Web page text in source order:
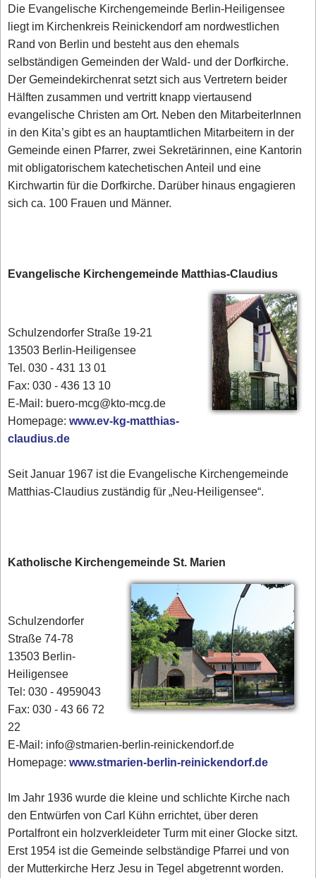
Die Evangelische Kirchengemeinde Berlin-Heiligensee
liegt im Kirchenkreis Reinickendorf am nordwestlichen
Rand von Berlin und besteht aus den ehemals
selbständigen Gemeinden der Wald- und der Dorfkirche.
Der Gemeindekirchenrat setzt sich aus Vertretern beider
Hälften zusammen und vertritt knapp viertausend
evangelische Christen am Ort. Neben den MitarbeiterInnen
in den Kita’s gibt es an hauptamtlichen Mitarbeitern in der
Gemeinde einen Pfarrer, zwei Sekretärinnen, eine Kantorin
mit obligatorischem katechetischen Anteil und eine
Kirchwartin für die Dorfkirche. Darüber hinaus engagieren
sich ca. 100 Frauen und Männer.
Evangelische Kirchengemeinde Matthias-Claudius
Schulzendorfer Straße 19-21
13503 Berlin-Heiligensee
Tel. 030 - 431 13 01
Fax: 030 - 436 13 10
E-Mail: buero-mcg@kto-mcg.de
Homepage:www.ev-kg-matthias-
claudius.de
Seit Januar 1967 ist die Evangelische Kirchengemeinde
Matthias-Claudius zuständig für „Neu-Heiligensee“.
Katholische Kirchengemeinde St. Marien
Schulzendorfer
Straße 74-78
13503 Berlin-
Heiligensee
Tel: 030 - 4959043
Fax: 030 - 43 66 72
22
E-Mail: info@stmarien-berlin-reinickendorf.de
Homepage:www.stmarien-berlin-reinickendorf.de
Im Jahr 1936 wurde die kleine und schlichte Kirche nach
den Entwürfen von Carl Kühn errichtet, über deren
Portalfront ein holzverkleideter Turm mit einer Glocke sitzt.
Erst 1954 ist die Gemeinde selbständige Pfarrei und von
der Mutterkirche Herz Jesu in Tegel abgetrennt worden.